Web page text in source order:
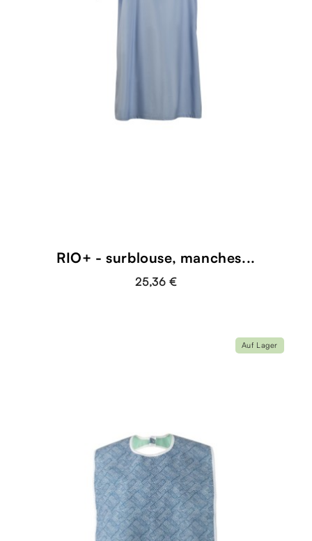
RIO+ - surblouse, manches...
25,36 €
Auf Lager